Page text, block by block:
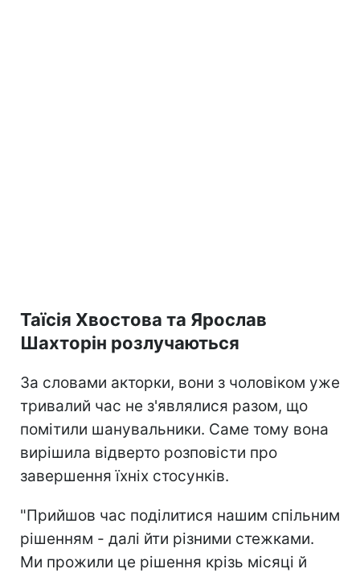
Таїсія Хвостова та Ярослав
Шахторін розлучаються
За словами акторки, вони з чоловіком уже
тривалий час не з'являлися разом, що
помітили шанувальники. Саме тому вона
вирішила відверто розповісти про
завершення їхніх стосунків.
"Прийшов час поділитися нашим спільним
рішенням - далі йти різними стежками.
Ми прожили це рішення крізь місяці й